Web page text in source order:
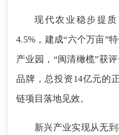
现代农业稳步提
4.5%，建成“六个万亩”
产业园，“闽清橄榄”获
品牌，总投资14亿元的
链项目落地见效。
新兴产业实现从无